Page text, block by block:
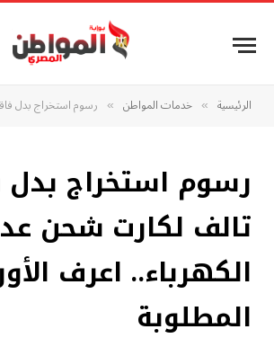
الرئيسية » خدمات المواطن » رسوم استخراج بدل فاقد أو تالف لكارت
رسوم استخراج بدل
تالف لكارت شحن
الكهرباء.. اعرف
المطلوبة